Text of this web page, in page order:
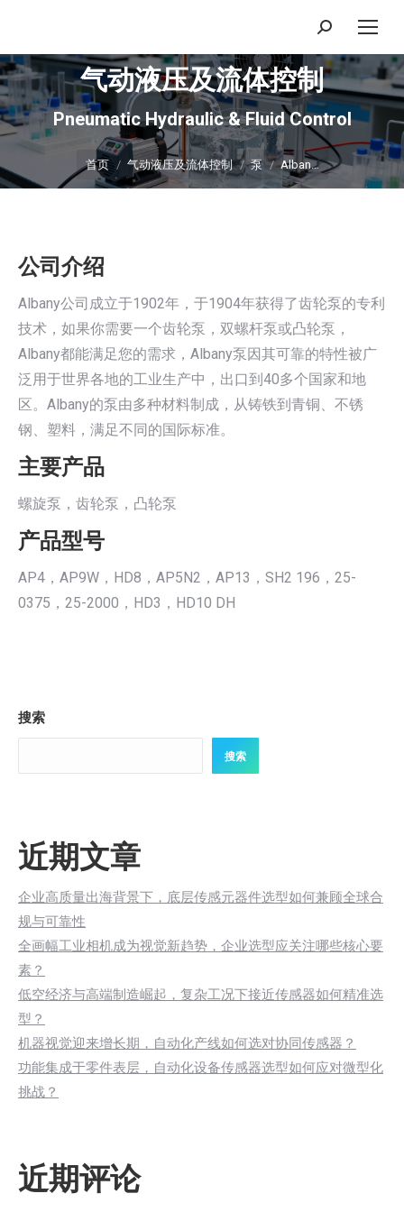
搜
索：
气动液压及流体控制
Pneumatic Hydraulic & Fluid Control
你在这里：
首页 气动液压及流体控制 泵 Alban…
公司介绍
Albany公司成立于1902年，于1904年获得了齿轮泵的专利
技术，如果你需要一个齿轮泵，双螺杆泵或凸轮泵，
Albany都能满足您的需求，Albany泵因其可靠的特性被广
泛用于世界各地的工业生产中，出口到40多个国家和地
区。Albany的泵由多种材料制成，从铸铁到青铜、不锈
钢、塑料，满足不同的国际标准。
主要产品
螺旋泵，齿轮泵，凸轮泵
产品型号
AP4，AP9W，HD8，AP5N2，AP13，SH2 196，25-
0375，25-2000，HD3，HD10 DH
搜索
搜索
近期文章
企业高质量出海背景下，底层传感元器件选型如何兼顾全球合
规与可靠性
全画幅工业相机成为视觉新趋势，企业选型应关注哪些核心要
素？
低空经济与高端制造崛起，复杂工况下接近传感器如何精准选
型？
机器视觉迎来增长期，自动化产线如何选对协同传感器？
功能集成于零件表层，自动化设备传感器选型如何应对微型化
挑战？
近期评论